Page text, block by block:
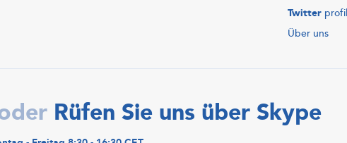
Twitter
Über uns
Rüfen Sie uns über Skype